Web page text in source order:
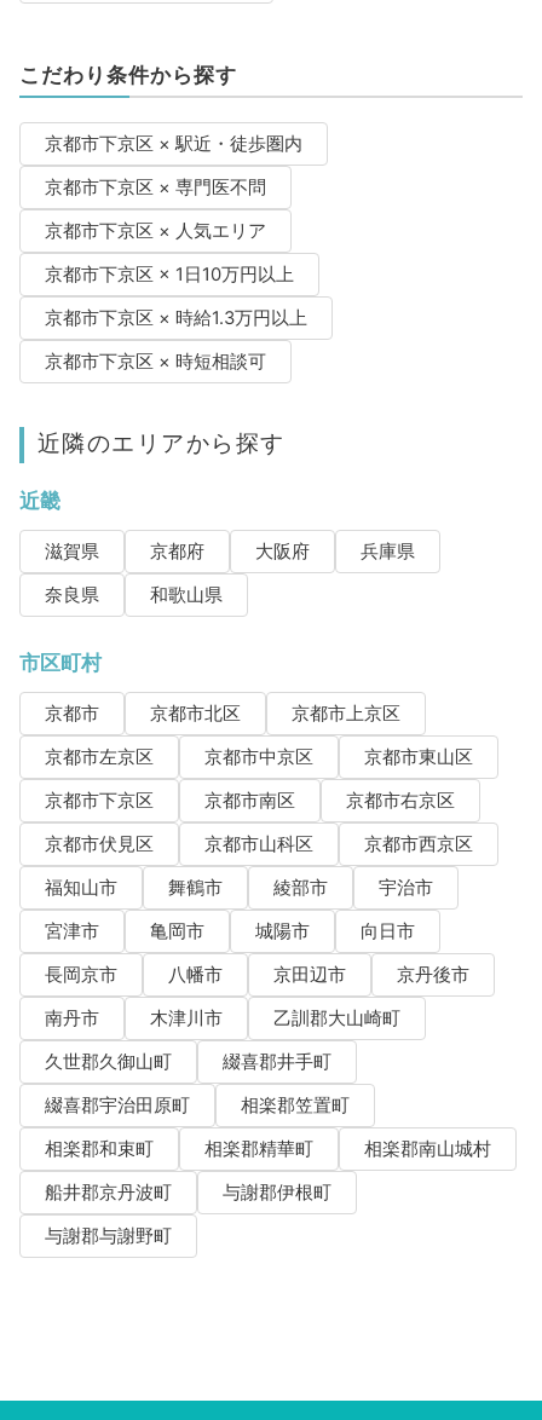
こだわり条件から探す
京都市下京区 × 駅近・徒歩圏内
京都市下京区 × 専門医不問
京都市下京区 × 人気エリア
京都市下京区 × 1日10万円以上
京都市下京区 × 時給1.3万円以上
京都市下京区 × 時短相談可
近隣のエリアから探す
近畿
滋賀県 京都府 大阪府
兵庫県
奈良県
和歌山県
市区町村
京都市 京都市北区
京都市上京区
京都市左京区
京都市中京区
京都市東山区
京都市下京区
京都市南区
京都市右京区
京都市伏見区
京都市山科区
京都市西京区
福知山市
舞鶴市 綾部市
宇治市
宮津市
亀岡市 城陽市
向日市
長岡京市
八幡市 京田辺市
京丹後市
南丹市
木津川市
乙訓郡大山崎町
久世郡久御山町
綴喜郡井手町
綴喜郡宇治田原町
相楽郡笠置町
相楽郡和束町
相楽郡精華町
相楽郡南山城村
船井郡京丹波町
与謝郡伊根町
与謝郡与謝野町